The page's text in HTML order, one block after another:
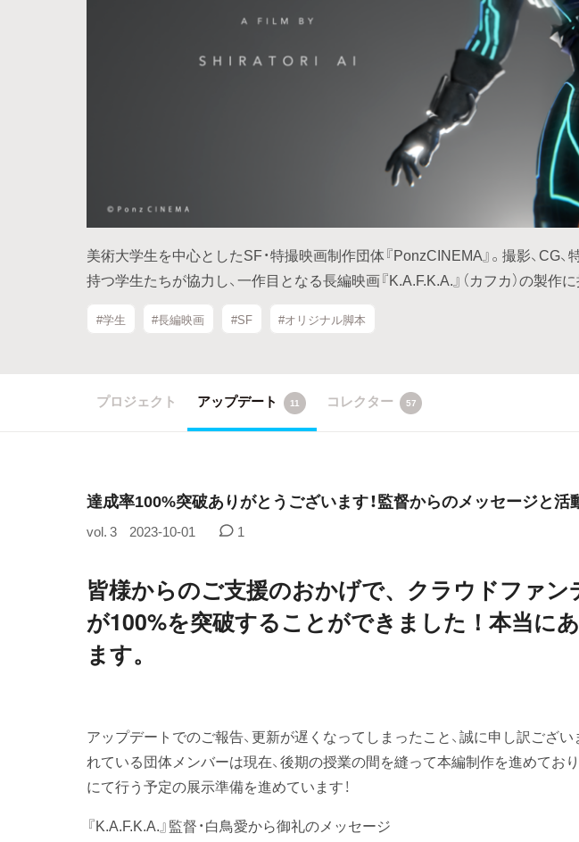
美術大学生を中心としたSF・特撮映画制作団体『PonzCINEMA』。撮影、CG、
持つ学生たちが協力し、一作目となる長編映画『K.A.F.K.A.』（カフカ）の製作に
#学生 #長編映画 #SF #オリジナル脚本
プロジェクト アップデート 11 コレクター 57
達成率100%突破ありがとうございます！監督からのメッセージと活
vol. 3 2023-10-01 1
皆様からのご支援のおかげで、クラウドファ
が100%を突破することができました！本当に
ます。
アップデートでのご報告、更新が遅くなってしまったこと、誠に申し訳ござ
れている団体メンバーは現在、後期の授業の間を縫って本編制作を進めてお
にて行う予定の展示準備を進めています！
『K.A.F.K.A.』監督・白鳥愛から御礼のメッセージ